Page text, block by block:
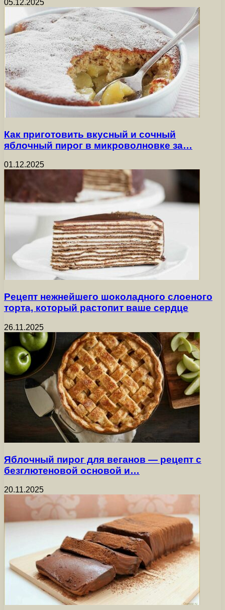
05.12.2025
Как приготовить вкусный и сочный
яблочный пирог в микроволновке за…
01.12.2025
Рецепт нежнейшего шоколадного слоеного
торта, который растопит ваше сердце
26.11.2025
Яблочный пирог для веганов — рецепт с
безглютеновой основой и…
20.11.2025